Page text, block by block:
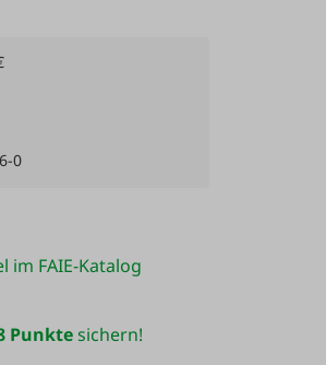
0
im FAIE-Katalog
Punktesichern!